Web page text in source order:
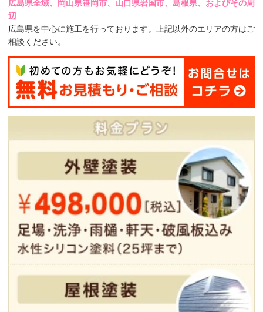
広島県全域、岡山県笹岡市、山口県岩国市、島根県、およびその周
辺
広島県を中心に施工を行っております。上記以外のエリアの方はご
相談ください。